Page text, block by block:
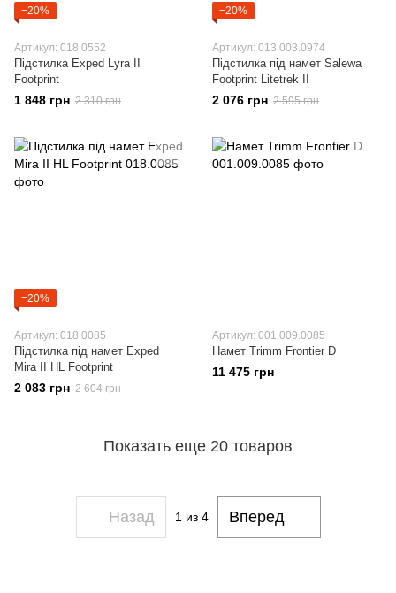
−20%
Артикул: 018.0552
Підстилка Exped Lyra II
Footprint
1 848 грн 2 310 грн
−20%
Артикул: 013.003.0974
Підстилка під намет Salewa
Footprint Litetrek II
2 076 грн 2 595 грн
−20%
Артикул: 018.0085
Підстилка під намет Exped
Mira II HL Footprint
2 083 грн 2 604 грн
Артикул: 001.009.0085
Намет Trimm Frontier D
11 475 грн
Показать еще 20 товаров
Назад 1 из 4 Вперед